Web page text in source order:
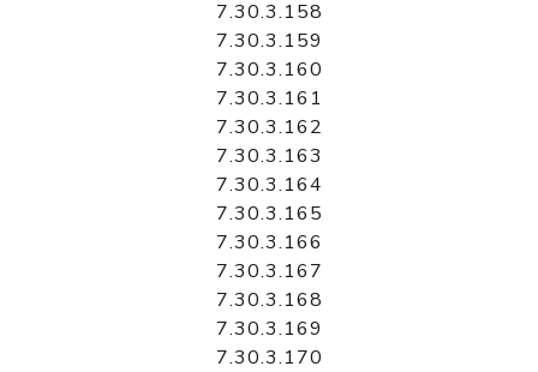
7.30.3.158
7.30.3.159
7.30.3.160
7.30.3.161
7.30.3.162
7.30.3.163
7.30.3.164
7.30.3.165
7.30.3.166
7.30.3.167
7.30.3.168
7.30.3.169
7.30.3.170